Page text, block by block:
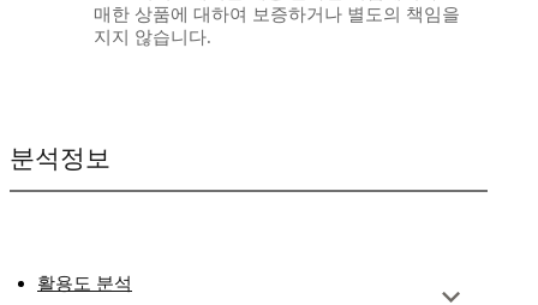
매한 상품에 대하여 보증하거나 별도의 책임을
지지 않습니다.
분석정보
활용도 분석